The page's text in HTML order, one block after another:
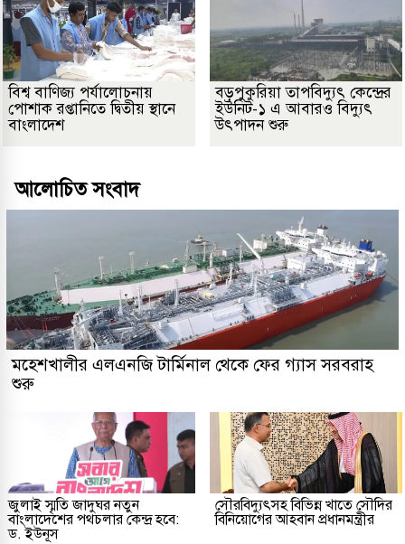
বিশ্ব বাণিজ্য পর্যালোচনায়
পোশাক রপ্তানিতে দ্বিতীয় স্থানে
বাংলাদেশ
বড়পুকুরিয়া তাপবিদ্যুৎ কেন্দ্রের
ইউনিট-১ এ আবারও বিদ্যুৎ
উৎপাদন শুরু
আলোচিত সংবাদ
মহেশখালীর এলএনজি টার্মিনাল থেকে ফের গ্যাস সরবরাহ
শুরু
জুলাই স্মৃতি জাদুঘর নতুন
বাংলাদেশের পথচলার কেন্দ্র হবে:
ড. ইউনূস
সৌরবিদ্যুৎসহ বিভিন্ন খাতে সৌদির
বিনিয়োগের আহবান প্রধানমন্ত্রীর